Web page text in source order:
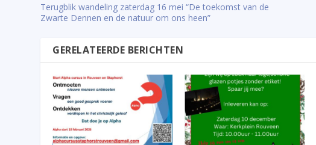
Terugblik wandeling zaterdag 16 mei “De toekomst van de
Zwarte Dennen en de natuur om ons heen”
GERELATEERDE BERICHTEN